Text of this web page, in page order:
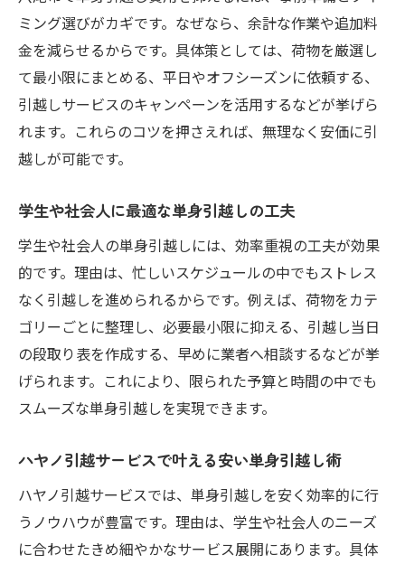
件
口コミから選ぶ安心の単身引越しサービス
信頼できる単身引越し業者の見極め方
八尾市で学生・社会人に人気の単身引越し
効率的な単身引越しを叶える八尾市での工夫
単身引越しを効率化する八尾市ならではの
八尾市でスムーズに単身引越しを進める工
夫
学生や社会人のための単身引越し時短テク
ニック
ハヤノ引越サービス活用で効率的な単身引
越しへ
コスト削減を目指す単身引越しの比較ポイント
単身引越し費用を比較する際の注目ポイン
ト
安い単身引越しを選ぶための比較のコツ
ミング選びがカギです。なぜなら、余計な作業や追加料
金を減らせるからです。具体策としては、荷物を厳選し
て最小限にまとめる、平日やオフシーズンに依頼する、
引越しサービスのキャンペーンを活用するなどが挙げら
れます。これらのコツを押さえれば、無理なく安価に引
越しが可能です。
学生や社会人に最適な単身引越しの工夫
学生や社会人の単身引越しには、効率重視の工夫が効果
的です。理由は、忙しいスケジュールの中でもストレス
なく引越しを進められるからです。例えば、荷物をカテ
ゴリーごとに整理し、必要最小限に抑える、引越し当日
の段取り表を作成する、早めに業者へ相談するなどが挙
げられます。これにより、限られた予算と時間の中でも
スムーズな単身引越しを実現できます。
ハヤノ引越サービスで叶える安い単身引越し術
ハヤノ引越サービスでは、単身引越しを安く効率的に行
うノウハウが豊富です。理由は、学生や社会人のニーズ
に合わせたきめ細やかなサービス展開にあります。具体